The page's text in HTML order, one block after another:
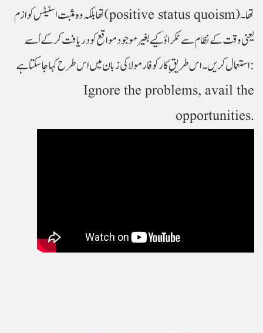
تھا بلکہ وہ مثبت اسٹیٹس کوازم (positive status quoism) تھا۔
یعنی وقت کے نظام سے ٹکراؤ کیے بغیر موجود مواقع کو دریافت کرکے اُسے
استعمال کریں ۔ اس طریقِ کار کو فارمولا کی زبان میں اس طرح کہاجاسکتا ہے:
Ignore the problems, avail the
opportunities.